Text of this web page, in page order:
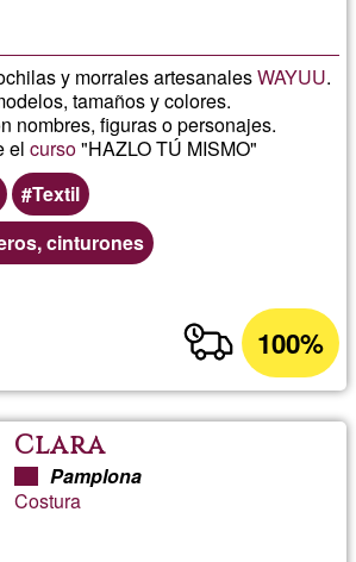
y morrales artesanalesWAYUU.
tamaños y colores.
nombres, figuras o personajes.
elcurso"HAZLO TÚ MISMO"
Textil
cinturones
100%
Clara
Pamplona
Costura